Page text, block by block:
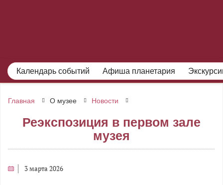
Календарь событий Афиша планетария
Главная О музее Новости
Реэкспозиция в первом зале
музея
3 марта 2026